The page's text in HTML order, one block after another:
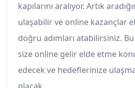
kapılarını aralıyor. Artık
ulaşabilir ve online kazançlar
doğru adımları atabilirsiniz.
size online gelir elde etme
edecek ve hedeflerinize